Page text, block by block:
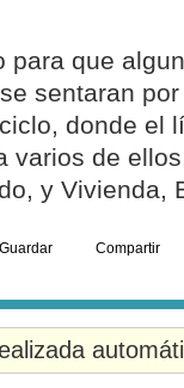
para que
sentaran
donde el
varios de
y Vivienda,
Guardar Compartir